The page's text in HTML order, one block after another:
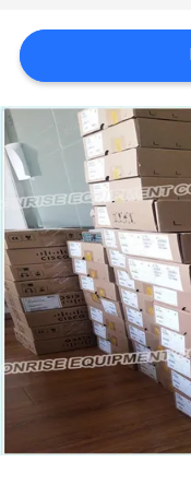
NOTICIAS
CASOS
DE
TRABAJO
SITEMAP
POLÍTICA
DE
PRIVACIDAD